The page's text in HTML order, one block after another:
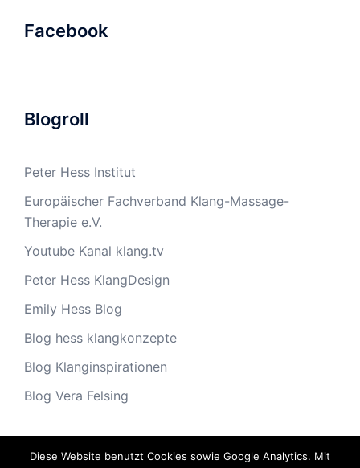
Facebook
Blogroll
Peter Hess Institut
Europäischer Fachverband Klang-Massage-
Therapie e.V.
Youtube Kanal klang.tv
Peter Hess KlangDesign
Emily Hess Blog
Blog hess klangkonzepte
Blog Klanginspirationen
Blog Vera Felsing
Diese Website benutzt Cookies sowie Google Analytics. Mit